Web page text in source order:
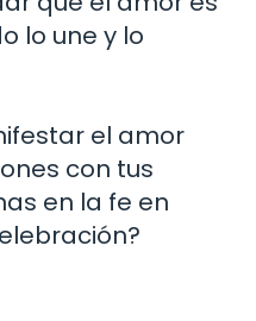
lo une y lo
el amor
con tus
en la fe en